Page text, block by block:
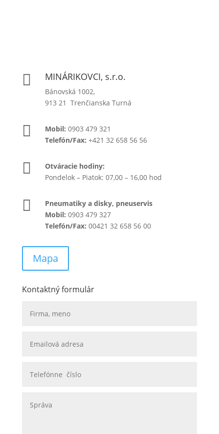
 MINÁRIKOVCI, s.r.o.
Bánovská 1002,
913 21 Trenčianska Turná
 Mobil: 0903 479 321
Telefón/Fax: +421 32 658 56 56

Otváracie hodiny:
Pondelok – Piatok: 07,00 – 16,00 hod

Pneumatiky a disky, pneuservis
Mobil: 0903 479 327
Telefón/Fax: 00421 32 658 56 00
Mapa
Kontaktný formulár